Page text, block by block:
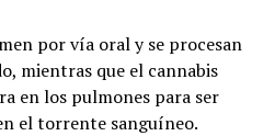
por vía oral y se procesan
mientras que el cannabis
en los pulmones para ser
el torrente sanguíneo.